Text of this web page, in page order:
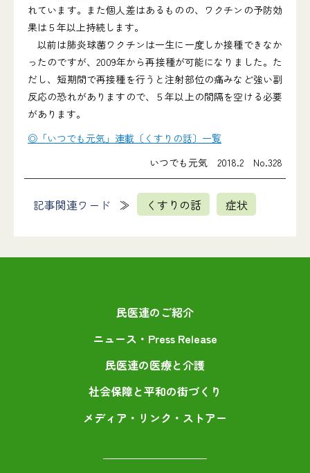
れています。また個人差はあるものの、ワクチンの予防効
果は５年以上持続します。
以前は肺炎球菌ワクチンは一生に一度しか接種できなか
ったのですが、2009年から再接種が可能になりました。た
だし、短期間で再接種を行うと注射部位の痛みなど強い副
反応の恐れがありますので、５年以上の間隔を空ける必要
があります。
◎「いつでも元気」連載〔くすりの話〕一覧
いつでも元気 2018.2 No.328
記事関連ワード くすりの話 症状
民医連のご紹介
ニュース・Press Release
民医連の医療と介護
社会保障と平和の街づくり
メディア・リンク・ストアー